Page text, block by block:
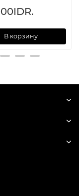
В корзину